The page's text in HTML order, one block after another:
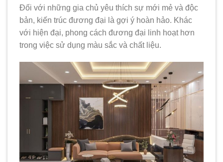
Đối với những gia chủ yêu thích sự mới mẻ và độc
bản, kiến trúc đương đại là gợi ý hoàn hảo. Khác
với hiện đại, phong cách đương đại linh hoạt hơn
trong việc sử dụng màu sắc và chất liệu.